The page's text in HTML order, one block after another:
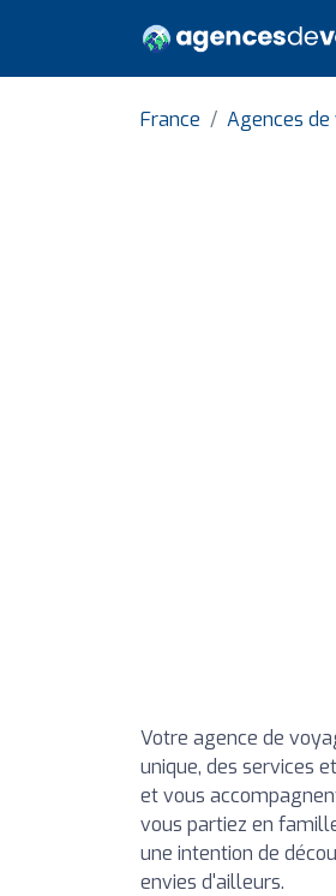
France Agences
Votre agence de
unique, des services
et vous
vous partiez en
une intention de
envies d'ailleurs.